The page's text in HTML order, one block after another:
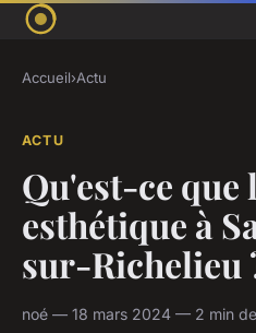
Accueil›Actu
ACTU
Qu'est-ce
esthétique à
sur-Richelieu
noé — 18 mars 2024 — 2 min